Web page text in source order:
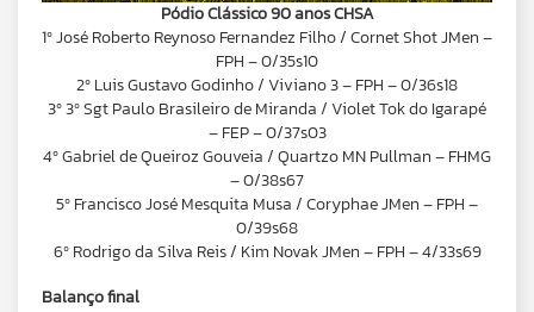
Pódio Clássico 90 anos CHSA
1º José Roberto Reynoso Fernandez Filho / Cornet Shot JMen –
FPH – 0/35s10
2º Luis Gustavo Godinho / Viviano 3 – FPH – 0/36s18
3º 3º Sgt Paulo Brasileiro de Miranda / Violet Tok do Igarapé
– FEP – 0/37s03
4º Gabriel de Queiroz Gouveia / Quartzo MN Pullman – FHMG
– 0/38s67
5º Francisco José Mesquita Musa / Coryphae JMen – FPH –
0/39s68
6º Rodrigo da Silva Reis / Kim Novak JMen – FPH – 4/33s69
Balanço final